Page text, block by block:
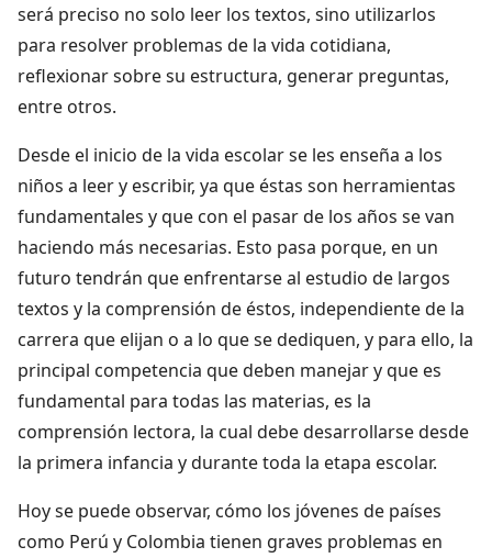
será preciso no solo leer los textos, sino utilizarlos
para resolver problemas de la vida cotidiana,
reflexionar sobre su estructura, generar preguntas,
entre otros.
Desde el inicio de la vida escolar se les enseña a los
niños a leer y escribir, ya que éstas son herramientas
fundamentales y que con el pasar de los años se van
haciendo más necesarias. Esto pasa porque, en un
futuro tendrán que enfrentarse al estudio de largos
textos y la comprensión de éstos, independiente de la
carrera que elijan o a lo que se dediquen, y para ello, la
principal competencia que deben manejar y que es
fundamental para todas las materias, es la
comprensión lectora, la cual debe desarrollarse desde
la primera infancia y durante toda la etapa escolar.
Hoy se puede observar, cómo los jóvenes de países
como Perú y Colombia tienen graves problemas en